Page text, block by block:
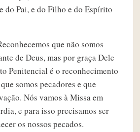
do Pai, e do Filho e do Espírito
que não somos
de Deus, mas por graça Dele
Penitencial é o reconhecimento
somos pecadores e que
Nós vamos à Missa em
e para isso precisamos ser
os nossos pecados.